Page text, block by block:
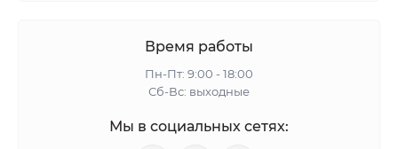
Время работы
Пн-Пт: 9:00 - 18:00
Сб-Вс: выходные
Мы в социальных сетях: